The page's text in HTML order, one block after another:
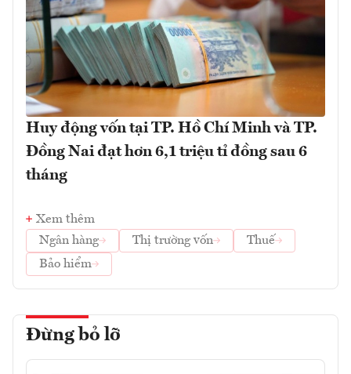
Huy động vốn tại TP. Hồ Chí Minh và TP.
Đồng Nai đạt hơn 6,1 triệu tỉ đồng sau 6
tháng
Xem thêm
Ngân hàng
Thị trường vốn
Thuế
Bảo hiểm
Đừng bỏ lỡ